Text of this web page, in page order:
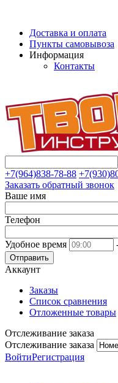
Доставка и оплата
Пункты самовывоза
Информация
Контакты
+7(964)838-78-88
Заказать обратный звонок
Ваше имя
Телефон
Удобное время
Отправить
Аккаунт
Заказы
Список сравнения
Отложенные товары
Отслеживание заказа
Отслеживание заказа
ВойтиРегистрация